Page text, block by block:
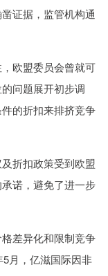
证据，监管机构通
欧盟委员会曾就可
问题展开初步调
的折扣来排挤竞争
折扣政策受到欧盟
诺，避免了进一步
差异化和限制竞争
月，亿滋国际因非